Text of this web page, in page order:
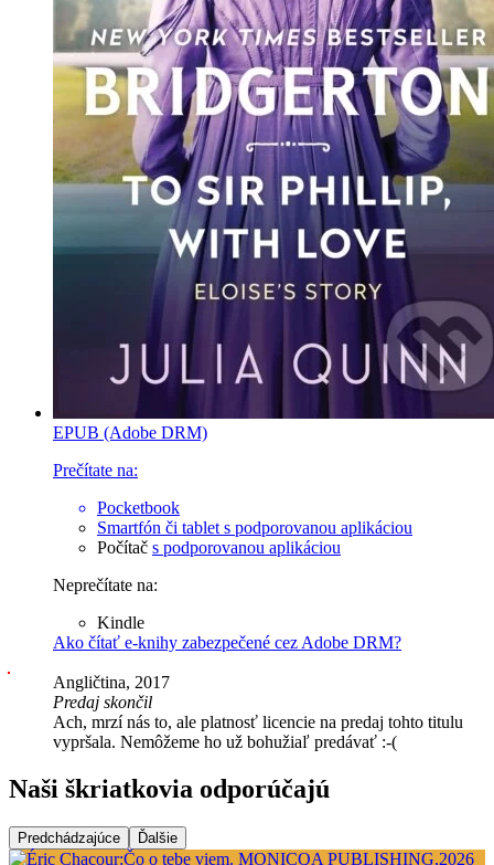
EPUB (Adobe DRM)
Prečítate na:
Pocketbook
Smartfón či tablet s podporovanou aplikáciou
Počítač s podporovanou aplikáciou
Neprečítate na:
Kindle
Ako čítať e-knihy zabezpečené cez Adobe DRM?
Angličtina, 2017
Predaj skončil
Ach, mrzí nás to, ale platnosť licencie na predaj tohto titulu
vypršala. Nemôžeme ho už bohužiaľ predávať :-(
Naši škriatkovia odporúčajú
Predchádzajúce Ďalšie